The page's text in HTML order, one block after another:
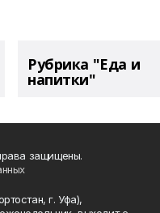
Рубрика "Еда и
напитки"
защищены.
г. Уфа),